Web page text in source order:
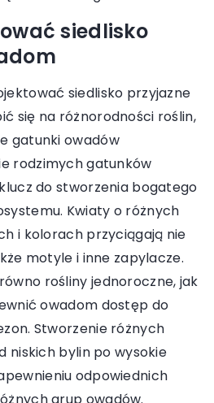
siedlisko
siedlisko przyjazne
się na różnorodności roślin,
gatunki owadów
rodzimych gatunków
do stworzenia bogatego
Kwiaty o różnych
i kolorach przyciągają nie
motyle i inne zapylacze.
rośliny jednoroczne, jak
owadom dostęp do
Stworzenie różnych
niskich bylin po wysokie
odpowiednich